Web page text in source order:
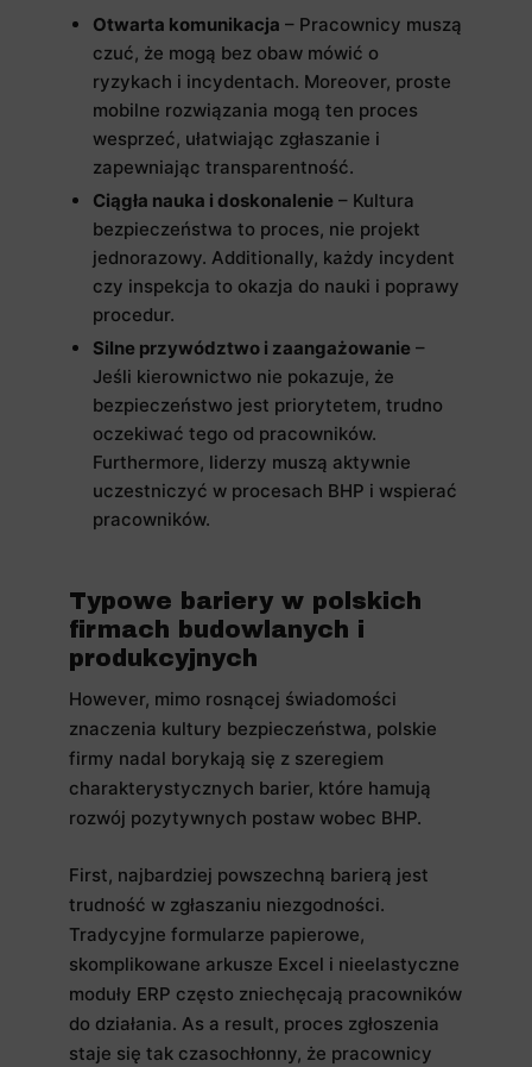
Otwarta komunikacja – Pracownicy muszą
czuć, że mogą bez obaw mówić o
ryzykach i incydentach. Moreover, proste
mobilne rozwiązania mogą ten proces
wesprzeć, ułatwiając zgłaszanie i
zapewniając transparentność.
Ciągła nauka i doskonalenie – Kultura
bezpieczeństwa to proces, nie projekt
jednorazowy. Additionally, każdy incydent
czy inspekcja to okazja do nauki i poprawy
procedur.
Silne przywództwo i zaangażowanie –
Jeśli kierownictwo nie pokazuje, że
bezpieczeństwo jest priorytetem, trudno
oczekiwać tego od pracowników.
Furthermore, liderzy muszą aktywnie
uczestniczyć w procesach BHP i wspierać
pracowników.
Typowe bariery w polskich
firmach budowlanych i
produkcyjnych
However, mimo rosnącej świadomości
znaczenia kultury bezpieczeństwa, polskie
firmy nadal borykają się z szeregiem
charakterystycznych barier, które hamują
rozwój pozytywnych postaw wobec BHP.
First, najbardziej powszechną barierą jest
trudność w zgłaszaniu niezgodności.
Tradycyjne formularze papierowe,
skomplikowane arkusze Excel i nieelastyczne
moduły ERP często zniechęcają pracowników
do działania. As a result, proces zgłoszenia
staje się tak czasochłonny, że pracownicy